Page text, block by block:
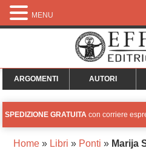
ARGOMENTI AUTORI
SPEDIZIONE GRATUITA con corriere
Home» Libri » Ponti » Marija
MENU